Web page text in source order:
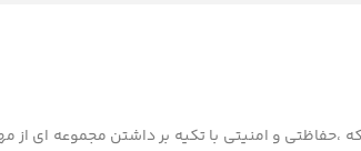
طراحی و اجرای پروژه های شبکه ،حفاظتی و امنیتی با تکیه بر داشتن